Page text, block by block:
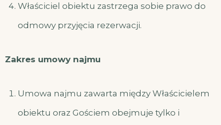
Właściciel obiektu zastrzega sobie prawo do
odmowy przyjęcia rezerwacji.
Zakres umowy najmu
Umowa najmu zawarta między Właścicielem
obiektu oraz Gościem obejmuje tylko i